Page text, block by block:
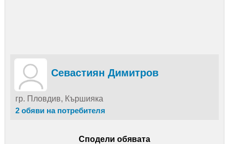
Севастиян Димитров
гр. Пловдив, Кършияка
2 обяви на потребителя
Сподели обявата